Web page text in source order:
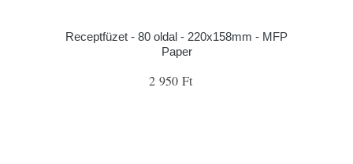
Receptfüzet - 80 oldal - 220x158mm - MFP
Paper
2 950 Ft